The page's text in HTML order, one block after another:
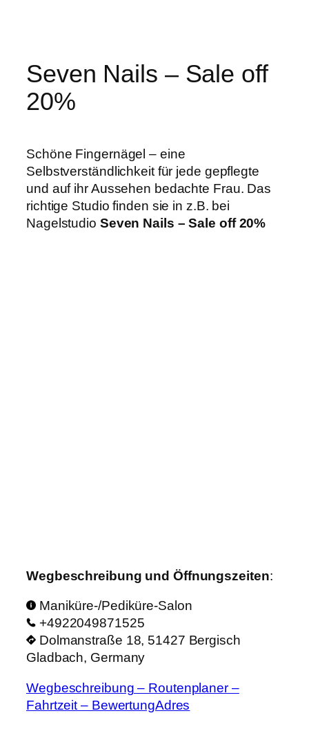
springen
Seven Nails – Sale off
20%
Schöne Fingernägel – eine
Selbstverständlichkeit für jede gepflegte
und auf ihr Aussehen bedachte Frau. Das
richtige Studio finden sie in z.B. bei
Nagelstudio Seven Nails – Sale off 20%
Wegbeschreibung und Öffnungszeiten:
Maniküre-/Pediküre-Salon
+4922049871525
Dolmanstraße 18, 51427 Bergisch
Gladbach, Germany
Wegbeschreibung – Routenplaner –
Fahrtzeit – BewertungAdres